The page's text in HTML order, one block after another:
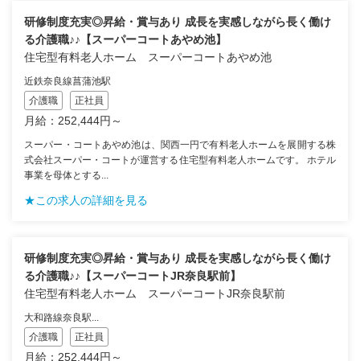
研修制度充実◎昇給・賞与あり 成長を実感しながら長く働け
る介護職♪♪【スーパーコートあやめ池】
住宅型有料老人ホーム スーパーコートあやめ池
近鉄奈良線菖蒲池駅
介護職
正社員
月給：252,444円～
スーパー・コートあやめ池は、関西一円で有料老人ホームを展開する株
式会社スーパー・コートが運営する住宅型有料老人ホームです。 ホテル
事業を母体とする...
★この求人の詳細を見る
研修制度充実◎昇給・賞与あり 成長を実感しながら長く働け
る介護職♪♪【スーパーコートJR奈良駅前】
住宅型有料老人ホーム スーパーコートJR奈良駅前
大和路線奈良駅...
介護職
正社員
月給：252,444円～